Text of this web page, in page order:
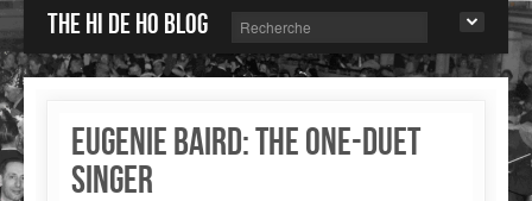
The Hi de Ho blog
Eugenie BAIRD: the one-duet
singer